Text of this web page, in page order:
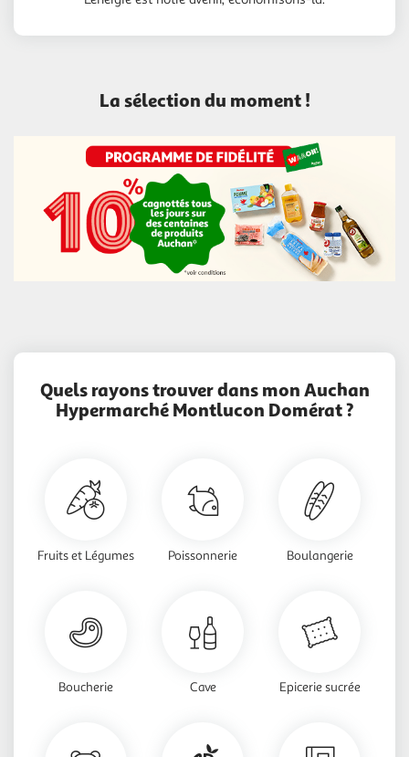
La sélection du moment !
Quels rayons trouver dans mon Auchan
Hypermarché Montlucon Domérat ?
Fruits et Légumes Poissonnerie Boulangerie
Boucherie Cave Epicerie sucrée